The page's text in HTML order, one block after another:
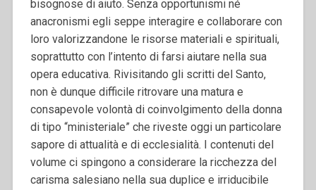
bisognose di aiuto. Senza opportunismi né
anacronismi egli seppe interagire e collaborare con
loro valorizzandone le risorse materiali e spirituali,
soprattutto con l’intento di farsi aiutare nella sua
opera educativa. Rivisitando gli scritti del Santo,
non è dunque difficile ritrovare una matura e
consapevole volontà di coinvolgimento della donna
di tipo “ministeriale” che riveste oggi un particolare
sapore di attualità e di ecclesialità. I contenuti del
volume ci spingono a considerare la ricchezza del
carisma salesiano nella sua duplice e irriducibile